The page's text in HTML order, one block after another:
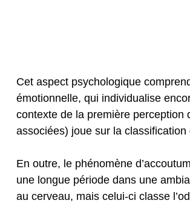
Cet aspect psychologique
émotionnelle, qui individualise
contexte de la première perception
associées) joue sur la
En outre, le phénomène
une longue période dans une
au cerveau, mais celui-ci classe